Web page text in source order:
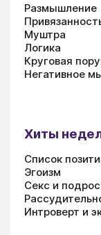
Размышление
Муштра
Логика
Круговая
Негативное
Хиты
Список
Эгоизм
Секс и
Интроверт и